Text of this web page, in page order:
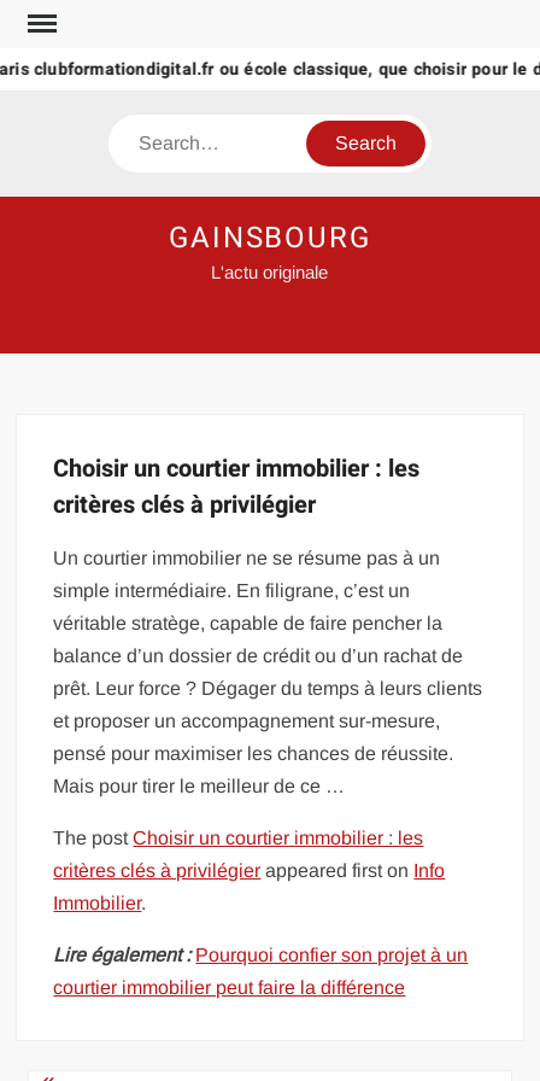
Skip
contentclubformationdigital.fr ou école classique, que choisir pour le
Search
GAINSBOURG
L'actu originale
Choisir un courtier immobilier : les
critères clés à privilégier
Un courtier immobilier ne se résume pas à un
simple intermédiaire. En filigrane, c’est un
véritable stratège, capable de faire pencher la
balance d’un dossier de crédit ou d’un rachat de
prêt. Leur force ? Dégager du temps à leurs clients
et proposer un accompagnement sur-mesure,
pensé pour maximiser les chances de réussite.
Mais pour tirer le meilleur de ce …
The postChoisir un courtier immobilier : les
critères clés à privilégier appeared first on Info
Immobilier.
Lire également : Pourquoi confier son projet à un
courtier immobilier peut faire la différence